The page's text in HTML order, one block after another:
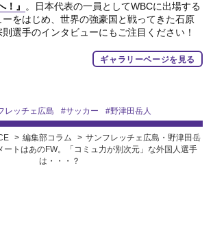
』
。日本代表の一員としてWBCに出場する
をはじめ、世界の強豪国と戦ってきた石原
選手のインタビューにもご注目ください！
ギャラリーページを見る
レッチェ広島 #サッカー #野津田岳人
編集部コラム
サンフレッチェ広島・野津田岳
ートはあのFW。「コミュ力が別次元」な外国人選手
は・・・？